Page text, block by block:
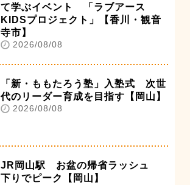
て学ぶイベント 「ラブアース
KIDSプロジェクト」【香川・観音
寺市】
2026/08/08
「新・ももたろう塾」入塾式 次世
代のリーダー育成を目指す【岡山】
2026/08/08
JR岡山駅 お盆の帰省ラッシュ
下りでピーク【岡山】